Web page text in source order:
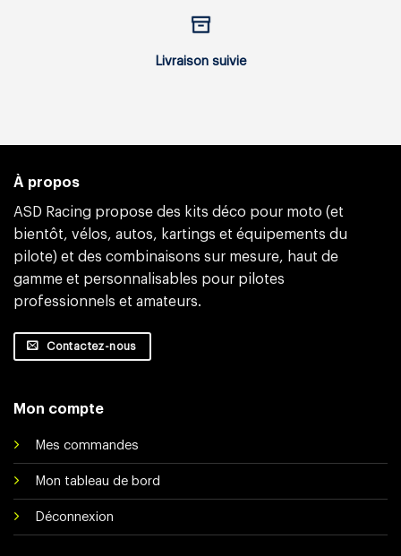
Livraison suivie
À propos
ASD Racing propose des kits déco pour moto (et
bientôt, vélos, autos, kartings et équipements du
pilote) et des combinaisons sur mesure, haut de
gamme et personnalisables pour pilotes
professionnels et amateurs.
Contactez-nous
Mon compte
Mes commandes
Mon tableau de bord
Déconnexion